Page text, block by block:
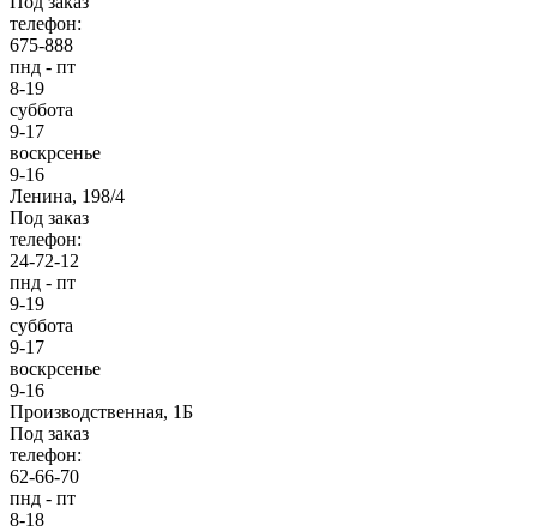
телефон:
675-888
пнд - пт
8-19
суббота
9-17
воскрсенье
9-16
Ленина, 198/4
Под заказ
телефон:
24-72-12
пнд - пт
9-19
суббота
9-17
воскрсенье
9-16
Производственная, 1Б
Под заказ
телефон:
62-66-70
пнд - пт
8-18